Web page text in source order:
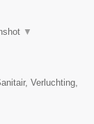
▼
Verluchting,